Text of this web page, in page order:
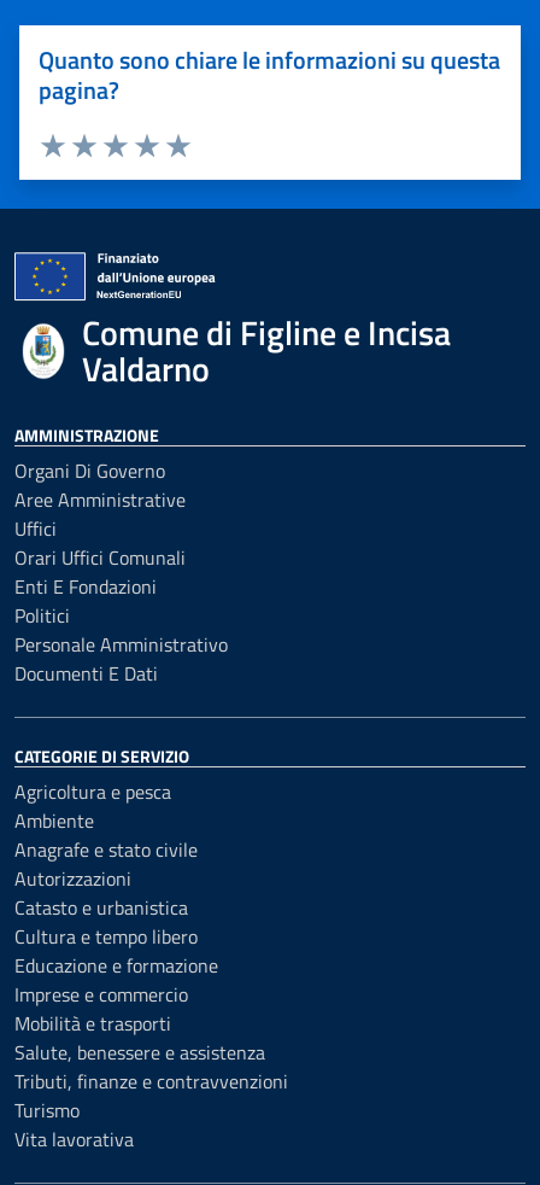
Quanto sono chiare le informazioni su questa
pagina?
Valuta 5 stelle su 5
Valuta 4 stelle su 5
Valuta 3 stelle su 5
Valuta 2 stelle su 5
Valuta 1 stelle su 5
Comune di Figline e Incisa
Valdarno
AMMINISTRAZIONE
Organi Di Governo
Aree Amministrative
Uffici
Orari Uffici Comunali
Enti E Fondazioni
Politici
Personale Amministrativo
Documenti E Dati
CATEGORIE DI SERVIZIO
Agricoltura e pesca
Ambiente
Anagrafe e stato civile
Autorizzazioni
Catasto e urbanistica
Cultura e tempo libero
Educazione e formazione
Imprese e commercio
Mobilità e trasporti
Salute, benessere e assistenza
Tributi, finanze e contravvenzioni
Turismo
Vita lavorativa